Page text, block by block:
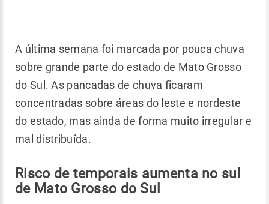
A última semana foi marcada por pouca chuva
sobre grande parte do estado de Mato Grosso
do Sul. As pancadas de chuva ficaram
concentradas sobre áreas do leste e nordeste
do estado, mas ainda de forma muito irregular e
mal distribuída.
Risco de temporais aumenta no sul
de Mato Grosso do Sul